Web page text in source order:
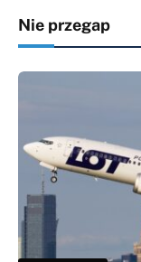
Nie przegap